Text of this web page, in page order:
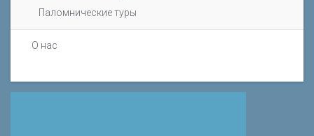
Паломнические туры
О нас